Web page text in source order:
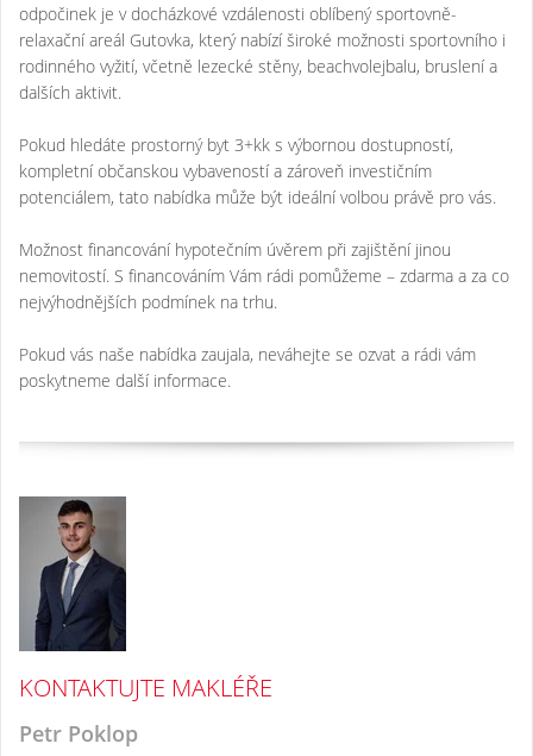
odpočinek je v docházkové vzdálenosti oblíbený sportovně-
relaxační areál Gutovka, který nabízí široké možnosti sportovního i
rodinného vyžití, včetně lezecké stěny, beachvolejbalu, bruslení a
dalších aktivit.
Pokud hledáte prostorný byt 3+kk s výbornou dostupností,
kompletní občanskou vybaveností a zároveň investičním
potenciálem, tato nabídka může být ideální volbou právě pro vás.
Možnost financování hypotečním úvěrem při zajištění jinou
nemovitostí. S financováním Vám rádi pomůžeme – zdarma a za co
nejvýhodnějších podmínek na trhu.
Pokud vás naše nabídka zaujala, neváhejte se ozvat a rádi vám
poskytneme další informace.
KONTAKTUJTE MAKLÉŘE
Petr Poklop